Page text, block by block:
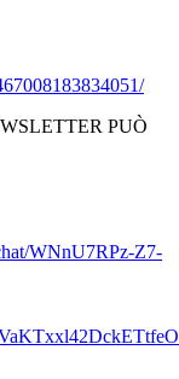
PUÒ
WNnU7RPz-Z7-